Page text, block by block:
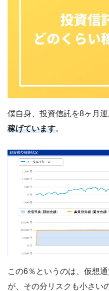
僕自身、投資信託を8ヶ月運
稼げています。
この6％というのは、仮想
が、その分リスクも小さい